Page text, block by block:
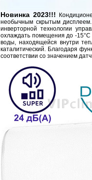
Новинка 2023!!!
необычным скрытым
инверторной технологии
охлаждать помещения до -15°С
воды, находящейся внутри
каталитический. Благодаря
соответствии со значением